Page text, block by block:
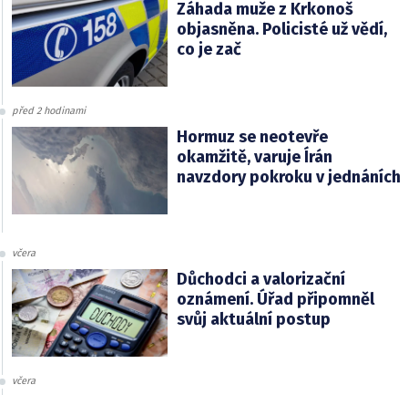
Záhada muže z Krkonoš
objasněna. Policisté už vědí,
co je zač
před 2 hodinami
Hormuz se neotevře
okamžitě, varuje Írán
navzdory pokroku v jednáních
včera
Důchodci a valorizační
oznámení. Úřad připomněl
svůj aktuální postup
včera